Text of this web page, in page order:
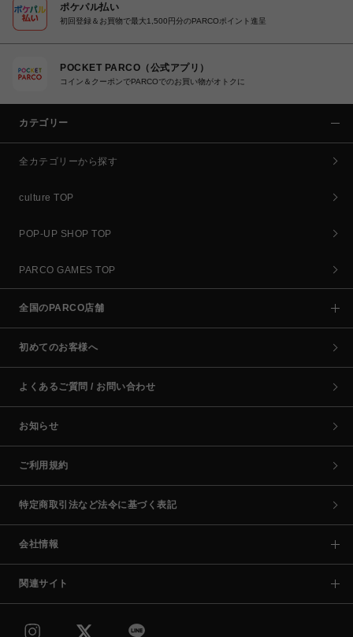
ポケパル払い
初回登録＆お買物で最大1,500円分のPARCOポイント進呈
POCKET PARCO（公式アプリ）
コイン＆クーポンでPARCOでのお買い物がオトクに
カテゴリー
全カテゴリーから探す
culture TOP
POP-UP SHOP TOP
PARCO GAMES TOP
全国のPARCO店舗
初めてのお客様へ
よくあるご質問 / お問い合わせ
お知らせ
ご利用規約
特定商取引法など法令に基づく表記
会社情報
関連サイト